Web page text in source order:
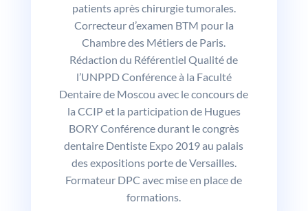
patients après chirurgie tumorales.
Correcteur d’examen BTM pour la
Chambre des Métiers de Paris.
Rédaction du Référentiel Qualité de
l’UNPPD Conférence à la Faculté
Dentaire de Moscou avec le concours de
la CCIP et la participation de Hugues
BORY Conférence durant le congrès
dentaire Dentiste Expo 2019 au palais
des expositions porte de Versailles.
Formateur DPC avec mise en place de
formations.